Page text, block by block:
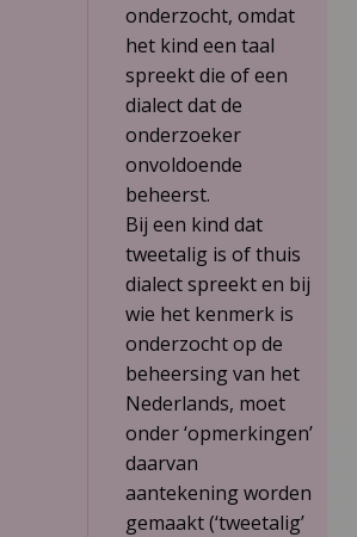
onderzocht, omdat
het kind een taal
spreekt die of een
dialect dat de
onderzoeker
onvoldoende
beheerst.
Bij een kind dat
tweetalig is of thuis
dialect spreekt en bij
wie het kenmerk is
onderzocht op de
beheersing van het
Nederlands, moet
onder ‘opmerkingen’
daarvan
aantekening worden
gemaakt (‘tweetalig’